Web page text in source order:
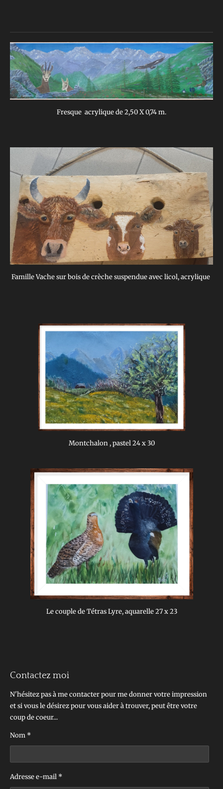
Fresque acrylique de 2,50 X 0,74 m.
Famille Vache sur bois de crèche suspendue avec licol, acrylique
Montchalon , pastel 24 x 30
Le couple de Tétras Lyre, aquarelle 27 x 23
Contactez moi
N'hésitez pas à me contacter pour me donner votre impression
et si vous le désirez pour vous aider à trouver, peut être votre
coup de coeur...
Nom *
Adresse e-mail *